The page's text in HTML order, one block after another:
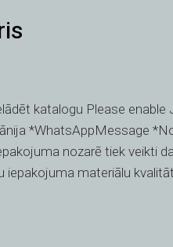
katalogu Please enable
*WhatsAppMessage
nozarē tiek veikti
materiālu